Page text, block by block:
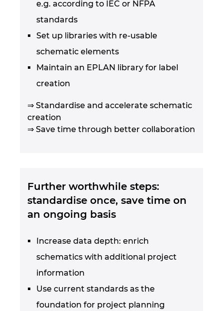
e.g. according to IEC or NFPA
standards
Set up libraries with re-usable
schematic elements
Maintain an EPLAN library for label
creation
⇒ Standardise and accelerate schematic
creation
⇒ Save time through better collaboration
Further worthwhile steps:
standardise once, save time on
an ongoing basis
Increase data depth: enrich
schematics with additional project
information
Use current standards as the
foundation for project planning